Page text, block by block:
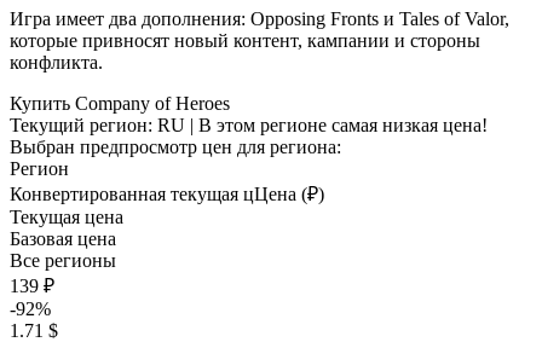
Игра имеет два дополнения: Opposing Fronts и Tales of Valor,
которые привносят новый контент, кампании и стороны
конфликта.
Купить Company of Heroes
Текущий регион: RU | В этом регионе самая низкая цена!
Выбран предпросмотр цен для региона:
Регион
Конвертированная текущая цЦена (₽)
Текущая цена
Базовая цена
Все регионы
139 ₽
-92%
1.71 $